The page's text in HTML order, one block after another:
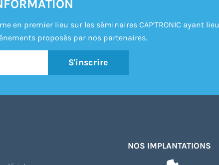
en premier lieu sur les séminaires CAP’TRONIC ayant lieu
proposés par nos partenaires.
S'inscrire
NOS IMPLANTATIONS